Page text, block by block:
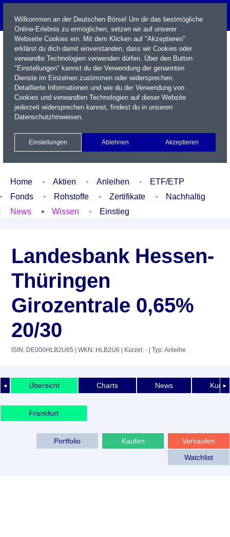
Name / WKN / ISIN / Kürzel
Xetra Realtime
Watchlist Portfolio Login
Home Aktien Anleihen
ETF/ETP
Fonds
Rohstoffe Zertifikate
Nachhaltig
News
Wissen Einstieg
Landesbank Hessen-
Thüringen
Girozentrale 0,65%
20/30
ISIN: DE000HLB2U65 | WKN: HLB2U6 | Kürzel: - | Typ: Anleihe
◄ ►
Übersicht Charts News
Frankfurt
Verkaufen
Kaufen
Portfolio
Watchlist
Willkommen an der Deutschen Börse! Um dir das bestmögliche
Online-Erlebnis zu ermöglichen, setzen wir auf unserer
Webseite Cookies ein. Mit dem Klicken auf "Akzeptieren"
erklärst du dich damit einverstanden, dass wir Cookies oder
verwandte Technologien verwenden dürfen. Über den Button
"Einstellungen" kannst du der Verwendung der genannten
Dienste im Einzelnen zustimmen oder widersprechen.
Detaillierte Informationen und wie du der Verwendung von
Cookies und verwandten Technologien auf dieser Website
jederzeit widersprechen kannst, findest du in unseren
Datenschutzhinweisen.
Einstellungen Ablehnen Akzeptieren